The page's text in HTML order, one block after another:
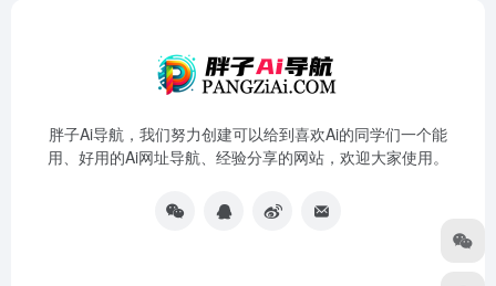
胖子Ai导航，我们努力创建可以给到喜欢Ai的同学们一个能
用、好用的Ai网址导航、经验分享的网站，欢迎大家使用。